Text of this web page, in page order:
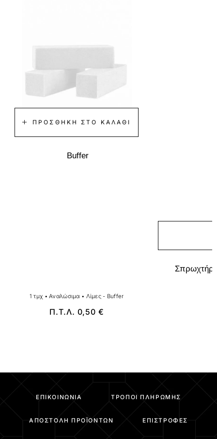
ΠΡΟΣΘΉΚΗ ΣΤΟ ΚΑΛΆΘΙ
Buffer
1 τμχ •Αναλώσιμα • Λίμες - Buffer
Π.Τ.Λ. 0,50 €
ΕΠΙΚΟΙΝΩΝΊΑ ΤΡΌΠΟΙ ΠΛΗΡΩΜΉΣ
ΑΠΟΣΤΟΛΉ ΠΡΟΪΌΝΤΩΝ ΕΠΙΣΤΡΟΦΈΣ